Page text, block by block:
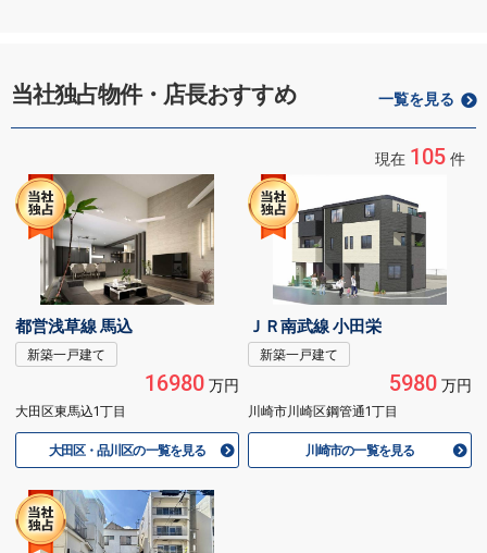
当社独占物件・店長おすすめ 一覧を見る
現在 105 件
都営浅草線 馬込
新築一戸建て
16980万円
大田区東馬込1丁目
大田区・品川区の一覧を見る
ＪＲ南武線 小田栄
新築一戸建て
5980万円
川崎市川崎区鋼管通1丁目
川崎市の一覧を見る